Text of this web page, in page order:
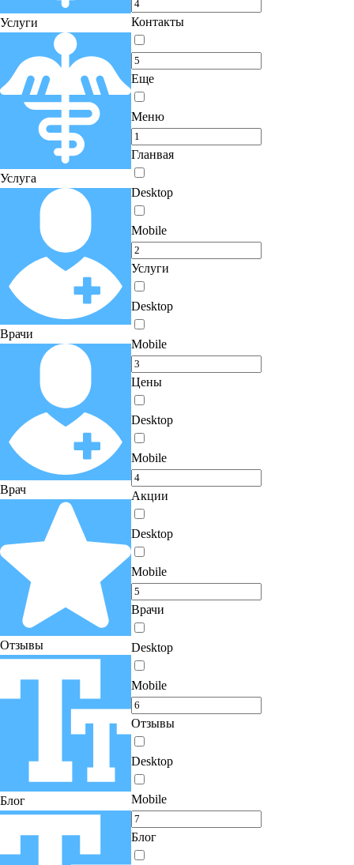
Услуги
Услуга
Врачи
Врач
Отзывы
Блог
Контакты
Еще
Меню
Гланвая
Desktop
Mobile
Услуги
Desktop
Mobile
Цены
Desktop
Mobile
Акции
Desktop
Mobile
Врачи
Desktop
Mobile
Отзывы
Desktop
Mobile
Блог